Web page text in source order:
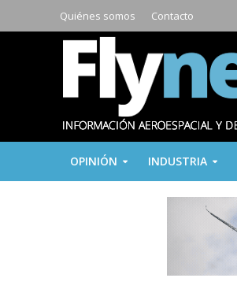
Quiénes somos Contacto
OPINIÓN INDUSTRIA